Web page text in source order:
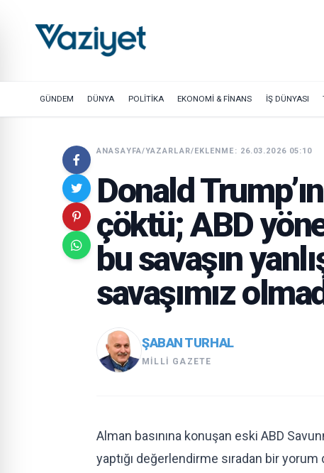
GÜNDEM DÜNYA POLİTİKA EKONOMİ & FİNANS İŞ DÜNYASI
ANASAYFA/YAZARLAR/EKLENME: 26.03.2026 05:10
Donald
çöktü; ABD
bu savaşın
savaşımız
ŞABAN TURHAL
MILLI GAZETE
Alman basınına konuşan eski ABD
yaptığı değerlendirme sıradan bir yorum